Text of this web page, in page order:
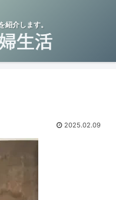
紹介します。
2025.02.09